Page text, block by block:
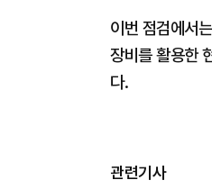
이번 점검에서
장비를 활용한
다.
관련기사